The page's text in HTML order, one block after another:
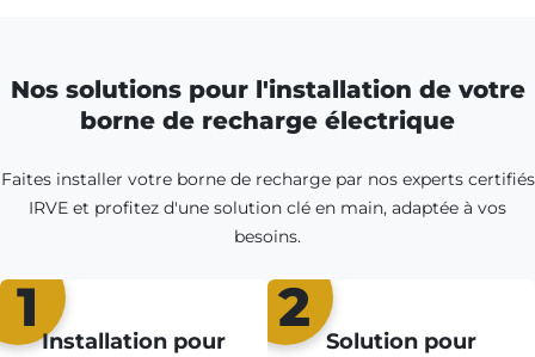
Nos solutions pour l'installation de votre
borne de recharge électrique
Faites installer votre borne de recharge par nos experts certifiés
IRVE et profitez d'une solution clé en main, adaptée à vos
besoins.
1
Installation pour
2
Solution pour